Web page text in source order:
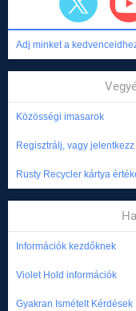
Adj minket a
Közösségi imasarok
Regisztrálj, vagy jelentkezz
Rusty Recycler kártya
Információk kezdőknek
Violet Hold információk
Gyakran Ismételt Kérdések